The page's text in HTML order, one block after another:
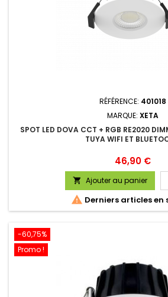
RÉFÉRENCE: 401018
MARQUE: XETA
SPOT LED DOVA CCT + RGB RE2020
TUYA WIFI ET
Prix
46,90 €
 Ajouter au panier
 Derniers articles en
-60,75%
Promo !